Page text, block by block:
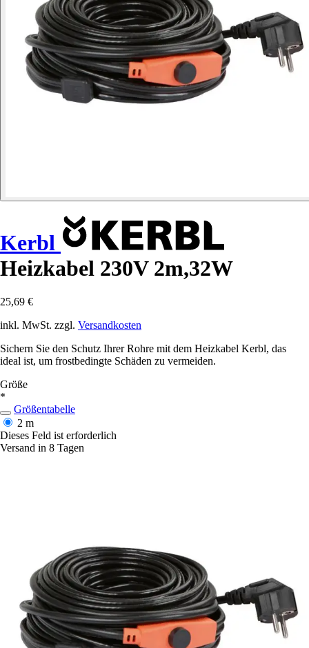
Kerbl
Heizkabel 230V 2m,32W
25,69 €
inkl. MwSt. zzgl. Versandkosten
Sichern Sie den Schutz Ihrer Rohre mit dem Heizkabel Kerbl, das
ideal ist, um frostbedingte Schäden zu vermeiden.
Größe
*
Größentabelle
2 m
Dieses Feld ist erforderlich
Versand in 8 Tagen